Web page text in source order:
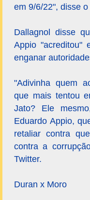
em 9/6/22", disse o
Dallagnol disse
Appio "acreditou"
enganar
"Adivinha quem
que mais tentou
Jato? Ele
Eduardo Appio,
retaliar contra
contra a
Twitter.
Duran x Moro